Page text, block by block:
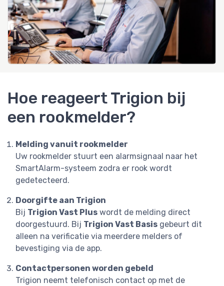
Hoe reageert Trigion bij
een rookmelder?
Melding vanuit rookmelder
Uw rookmelder stuurt een alarmsignaal naar het
SmartAlarm-systeem zodra er rook wordt
gedetecteerd.
Doorgifte aan Trigion
Bij Trigion Vast Plus wordt de melding direct
doorgestuurd. Bij Trigion Vast Basis gebeurt dit
alleen na verificatie via meerdere melders of
bevestiging via de app.
Contactpersonen worden gebeld
Trigion neemt telefonisch contact op met de